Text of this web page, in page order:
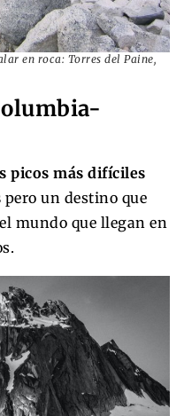
en roca: Torres del Paine,
picos más difíciles
pero un destino que
mundo que llegan en